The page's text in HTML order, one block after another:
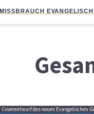
MISSBRAUCH EVANGELISCH
Coverentwurf des neuen Evangelischen